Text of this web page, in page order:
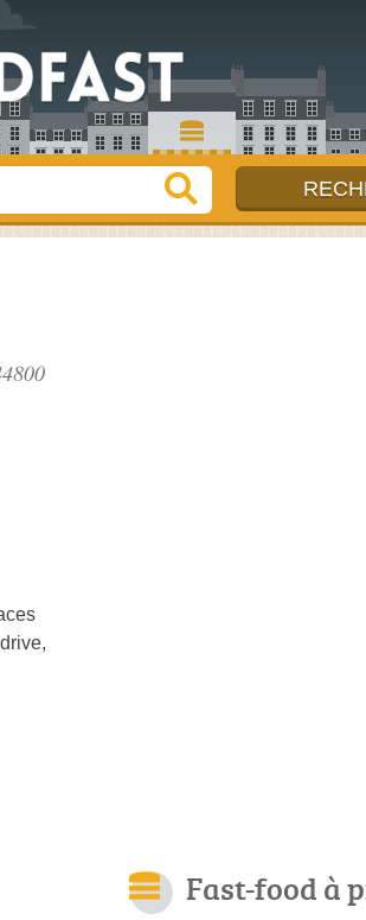
,
Fast-food à